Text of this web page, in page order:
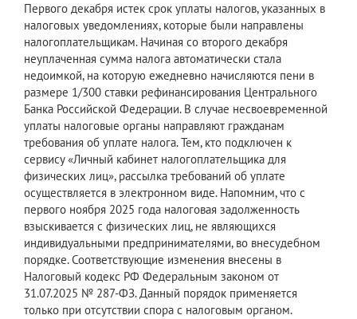
Первого декабря истек срок уплаты налогов, указанных в
налоговых уведомлениях, которые были направлены
налогоплательщикам. Начиная со второго декабря
неуплаченная сумма налога автоматически стала
недоимкой, на которую ежедневно начисляются пени в
размере 1/300 ставки рефинансирования Центрального
Банка Российской Федерации. В случае несвоевременной
уплаты налоговые органы направляют гражданам
требования об уплате налога. Тем, кто подключен к
сервису «Личный кабинет налогоплательщика для
физических лиц», рассылка требований об уплате
осуществляется в электронном виде. Напомним, что с
первого ноября 2025 года налоговая задолженность
взыскивается с физических лиц, не являющихся
индивидуальными предпринимателями, во внесудебном
порядке. Соответствующие изменения внесены в
Налоговый кодекс РФ Федеральным законом от
31.07.2025 № 287-ФЗ. Данный порядок применяется
только при отсутствии спора с налоговым органом.